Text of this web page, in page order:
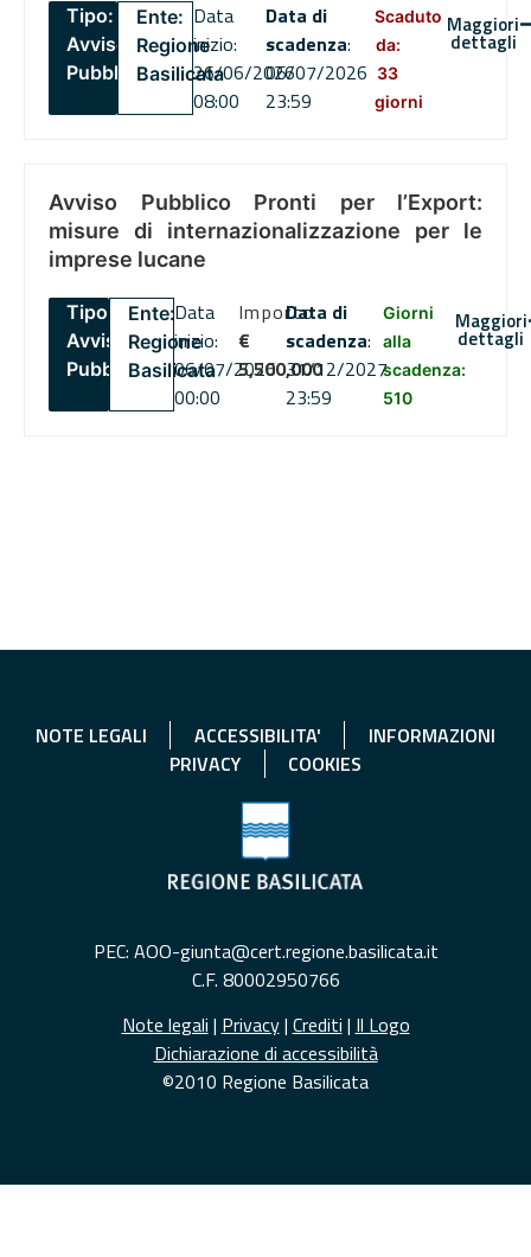
Tipo:
Avviso
Pubblico
Ente:
Regione
Basilicata
Data
inizio:
26/06/2026
08:00
Data di
scadenza:
06/07/2026
23:59
Scaduto
da:
33
giorni
Maggiori
dettagli
Avviso Pubblico Pronti per l’Export:
misure di internazionalizzazione per le
imprese lucane
Tipo:
Avviso
Pubblico
Ente:
Regione
Basilicata
Data
inizio:
06/07/2026
00:00
Importo
€
5,500,000
Data di
scadenza:
31/12/2027
23:59
Giorni
alla
scadenza:
510
Maggiori
dettagli
NOTE LEGALI ACCESSIBILITA'
INFORMAZIONI
PRIVACY
COOKIES
PEC: AOO-giunta@cert.regione.basilicata.it
C.F. 80002950766
Note legali | Privacy| Crediti | Il Logo
Dichiarazione di accessibilità
©2010 Regione Basilicata